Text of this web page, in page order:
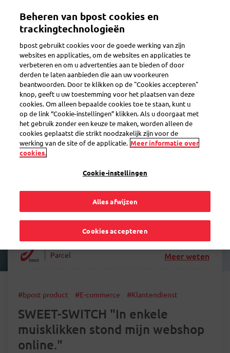
inhoud
Toggle navigation
Terug
Parcel Meer weten
#bpost product #E-commerce #Klantendienst
SWEET-SWITCH "In enkele
muisklikken stond mijn webshop
online."
Beheren van bpost cookies en
trackingtechnologieën
bpost gebruikt cookies voor de goede werking van zijn
websites en applicaties, om de websites en applicaties te
verbeteren en om u advertenties aan te bieden of door
derden te laten aanbieden die aan uw voorkeuren
beantwoorden. Door te klikken op de "Cookies accepteren"
knop, geeft u uw toestemming voor het plaatsen van deze
cookies. Om alleen bepaalde cookies toe te staan, kunt u
op de link “Cookie-instellingen” klikken. Als u doorgaat met
het gebruik zonder een keuze te maken, worden alleen de
cookies geplaatst die strikt noodzakelijk zijn voor de
werking van de site of de applicatie. Meer informatie over
cookies.
Cookie-instellingen
Alles afwijzen
Cookies accepteren